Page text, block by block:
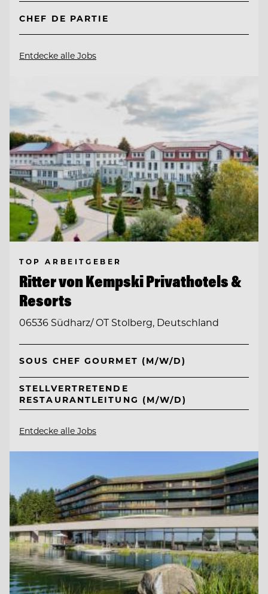
CHEF DE PARTIE
Entdecke alle Jobs
TOP ARBEITGEBER
Ritter von Kempski Privathotels &
Resorts
06536 Südharz/ OT Stolberg, Deutschland
SOUS CHEF GOURMET (M/W/D)
STELLVERTRETENDE
RESTAURANTLEITUNG (M/W/D)
Entdecke alle Jobs